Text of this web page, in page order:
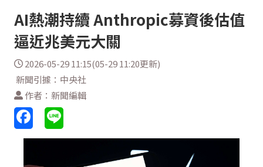
AI熱潮持續 Anthropic募資後估值
逼近兆美元大關
2026-05-29 11:15(05-29 11:20更新)
新聞引據：中央社
作者：新聞編輯